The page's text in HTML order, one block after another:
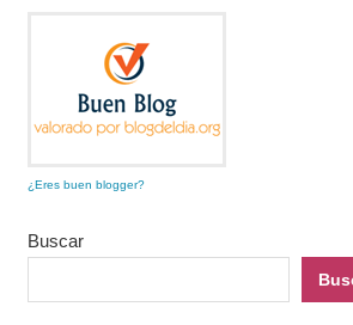
¿Eres buen blogger?
Buscar